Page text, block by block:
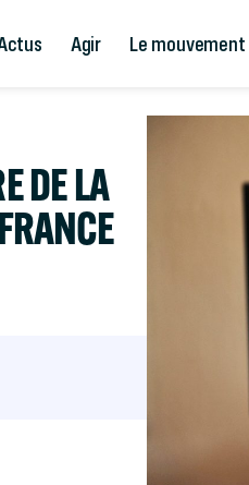
Agir Le mouvement
DE LA